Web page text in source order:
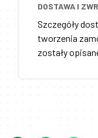
DOSTAWA I
Szczegóły
tworzenia
zostały